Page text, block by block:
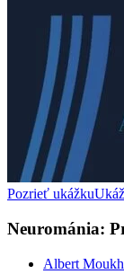
Pozrieť ukážku
Neurománia:
Albert